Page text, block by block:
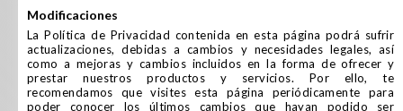
modificaciones
La Política de Privacidad contenida en esta página podrá sufrir
actualizaciones, debidas a cambios y necesidades legales, así
como a mejoras y cambios incluidos en la forma de ofrecer y
prestar nuestros productos y servicios. Por ello, te
recomendamos que visites esta página periódicamente para
poder conocer los últimos cambios que hayan podido ser